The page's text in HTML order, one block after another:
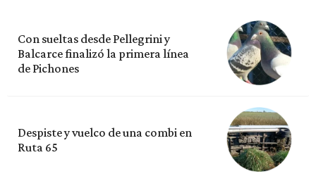
Con sueltas desde Pellegrini y
Balcarce finalizó la primera línea
de Pichones
Despiste y vuelco de una combi en
Ruta 65